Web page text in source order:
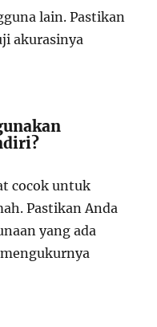
lain. Pastikan
akurasinya
cocok untuk
Pastikan Anda
yang ada